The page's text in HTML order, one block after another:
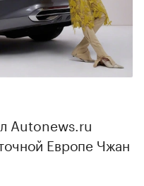
Autonews.ru
Европе Чжан